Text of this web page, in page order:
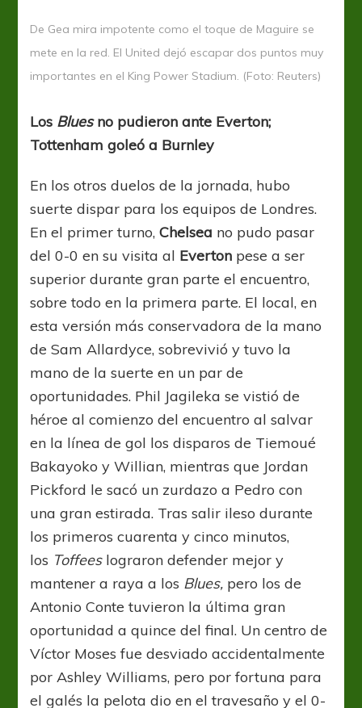
De Gea mira impotente como el toque de Maguire se
mete en la red. El United dejó escapar dos puntos muy
importantes en el King Power Stadium. (Foto: Reuters)
Los Bluesno pudieron ante Everton;
Tottenham goleó a Burnley
En los otros duelos de la jornada, hubo
suerte dispar para los equipos de Londres.
En el primer turno,Chelsea no pudo pasar
del 0-0 en su visita al Everton pese a ser
superior durante gran parte el encuentro,
sobre todo en la primera parte. El local, en
esta versión más conservadora de la mano
de Sam Allardyce, sobrevivió y tuvo la
mano de la suerte en un par de
oportunidades. Phil Jagileka se vistió de
héroe al comienzo del encuentro al salvar
en la línea de gol los disparos de Tiemoué
Bakayoko y Willian, mientras que Jordan
Pickford le sacó un zurdazo a Pedro con
una gran estirada. Tras salir ileso durante
los primeros cuarenta y cinco minutos,
los Toffees lograron defender mejor y
mantener a raya a los Blues, pero los de
Antonio Conte tuvieron la última gran
oportunidad a quince del final. Un centro de
Víctor Moses fue desviado accidentalmente
por Ashley Williams, pero por fortuna para
el galés la pelota dio en el travesaño y el 0-